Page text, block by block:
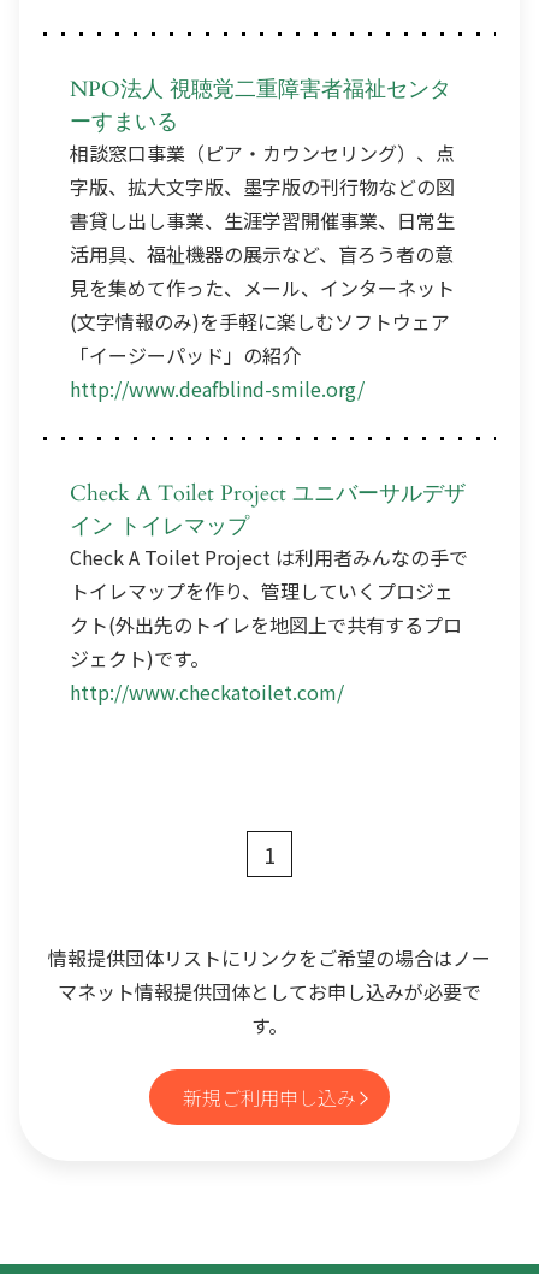
NPO法人 視聴覚二重障害者福祉センタ
ーすまいる
相談窓口事業（ピア・カウンセリング）、点
字版、拡大文字版、墨字版の刊行物などの図
書貸し出し事業、生涯学習開催事業、日常生
活用具、福祉機器の展示など、盲ろう者の意
見を集めて作った、メール、インターネット
(文字情報のみ)を手軽に楽しむソフトウェア
「イージーパッド」の紹介
http://www.deafblind-smile.org/
Check A Toilet Project ユニバーサルデザ
イン トイレマップ
Check A Toilet Project は利用者みんなの手で
トイレマップを作り、管理していくプロジェ
クト(外出先のトイレを地図上で共有するプロ
ジェクト)です。
http://www.checkatoilet.com/
1
情報提供団体リストにリンクをご希望の場合はノー
マネット情報提供団体としてお申し込みが必要で
す。
新規ご利用申し込み